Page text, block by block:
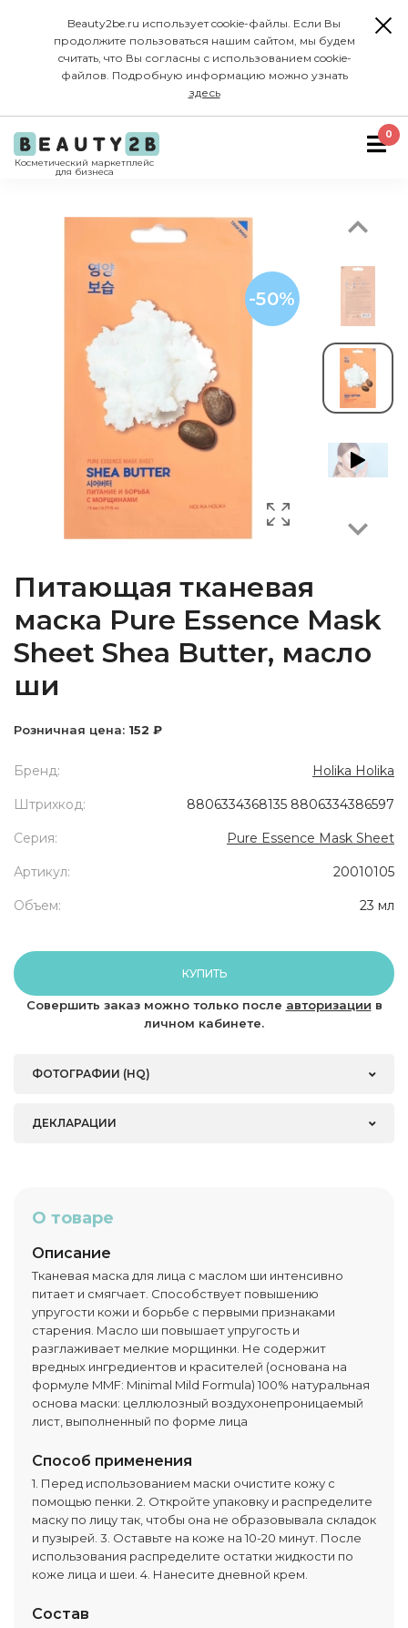
Beauty2be.ru использует cookie-файлы. Если Вы
продолжите пользоваться нашим сайтом, мы будем
считать, что Вы согласны с использованием cookie-
файлов. Подробную информацию можно узнать
здесь
Косметический маркетплейс
для бизнеса
0
-50%
Previous
Next
Питающая тканевая
маска Pure Essence Mask
Sheet Shea Butter, масло
ши
Розничная цена: 152 ₽
Бренд: Holika Holika
Штрихкод: 8806334368135 8806334386597
Серия: Pure Essence Mask Sheet
Артикул: 20010105
Объем: 23 мл
КУПИТЬ
Совершить заказ можно только после авторизации в
личном кабинете.
ФОТОГРАФИИ (HQ)
ДЕКЛАРАЦИИ
О товаре
Описание
Тканевая маска для лица с маслом ши интенсивно
питает и смягчает. Способствует повышению
упругости кожи и борьбе с первыми признаками
старения. Масло ши повышает упругость и
разглаживает мелкие морщинки. Не содержит
вредных ингредиентов и красителей (основана на
формуле MMF: Minimal Mild Formula) 100% натуральная
основа маски: целлюлозный воздухонепроницаемый
лист, выполненный по форме лица
Способ применения
1. Перед использованием маски очистите кожу с
помощью пенки. 2. Откройте упаковку и распределите
маску по лицу так, чтобы она не образовывала складок
и пузырей. 3. Оставьте на коже на 10-20 минут. После
использования распределите остатки жидкости по
коже лица и шеи. 4. Нанесите дневной крем.
Состав